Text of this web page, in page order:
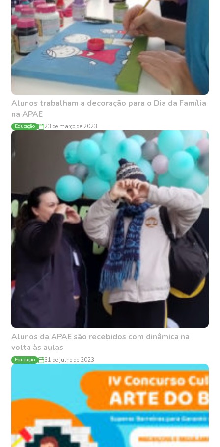
Alunos trabalham a decoração para o Dia da Família
na APAE
Educação 23 de março de 2023
Alunos da APAE são recebidos com dinâmica na
volta às aulas
Educação 31 de julho de 2023